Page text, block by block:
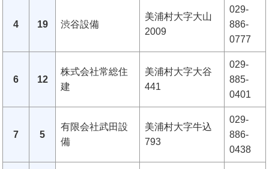
4 19 渋谷設備
美浦村大字大山
2009
029-
886-
0777
6 12
株式会社常総住
建
美浦村大字大谷
441
029-
885-
0401
7 5
有限会社武田設
備
美浦村大字牛込
793
029-
886-
0438